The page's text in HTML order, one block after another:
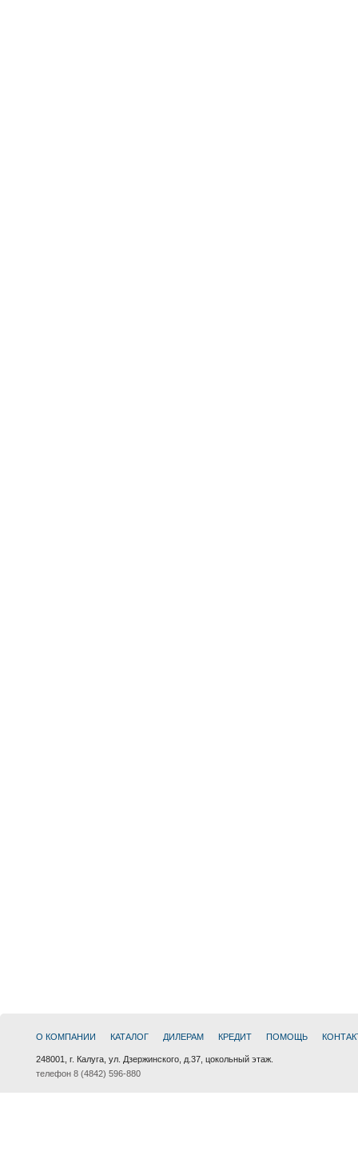
О КОМПАНИИ КАТАЛОГ ДИЛЕРАМ КРЕДИТ ПОМОЩЬ
248001, г. Калуга, ул. Дзержинского, д.37, цокольный этаж.
телефон 8 (4842) 596-880